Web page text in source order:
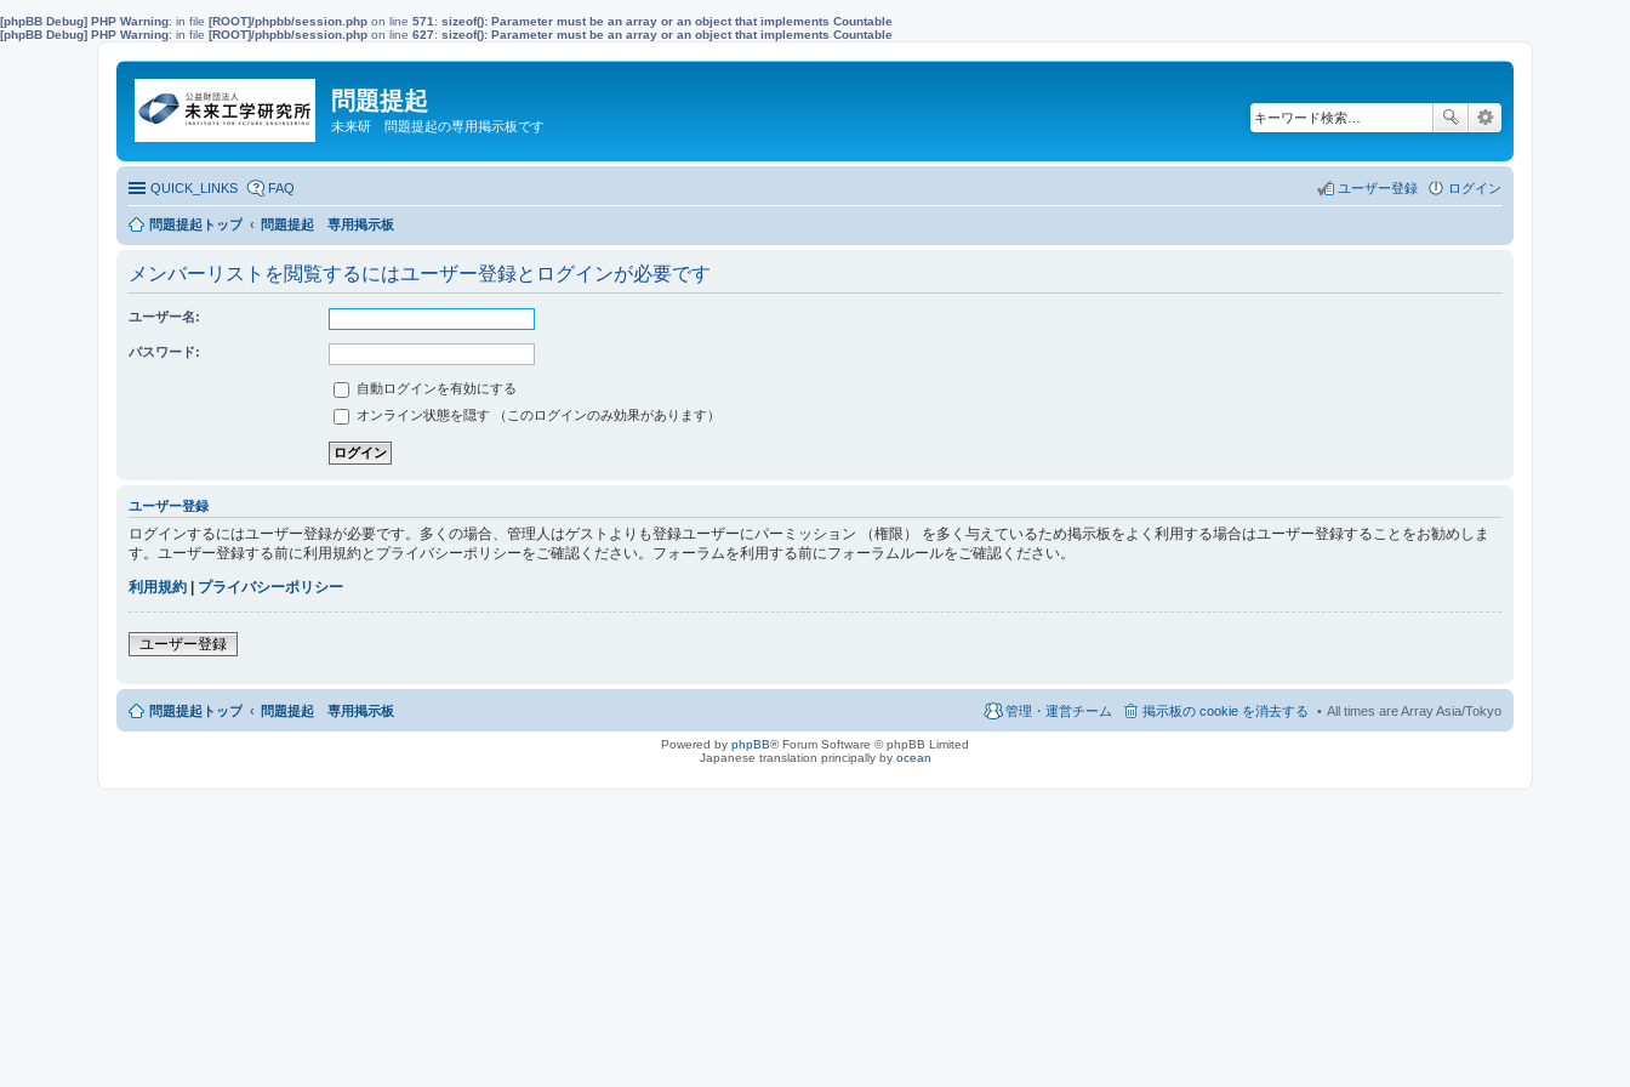
[phpBB Debug] PHP Warning: in file [ROOT]/phpbb/session.php on line 571 : sizeof(): Parameter must be an array or an object that implements Countable
[phpBB Debug] PHP Warning: in file [ROOT]/phpbb/session.php on line 627: sizeof(): Parameter must be an array or an object that implements Countable
問題提起
未来研 問題提起の専用掲示板です
QUICK_LINKS FAQ ログイン
ユーザー登録
問題提起トップ 問題提起 専用掲示板
メンバーリストを閲覧するにはユーザー登録とログインが必要です
ユーザー名:
パスワード:
自動ログインを有効にする
オンライン状態を隠す （このログインのみ効果があります）
ユーザー登録
ログインするにはユーザー登録が必要です。多くの場合、管理人はゲストよりも登録ユーザーにパーミッション （権限） を多く与えているため掲示板をよく利用する場合はユーザー登録することをお勧めしま
す。ユーザー登録する前に利用規約とプライバシーポリシーをご確認ください。フォーラムを利用する前にフォーラムルールをご確認ください。
利用規約
プライバシーポリシー
ユーザー登録
問題提起トップ 問題提起 専用掲示板 All times are Array Asia/Tokyo
掲示板の cookie を消去する
管理・運営チーム
Powered by phpBB® Forum Software © phpBB Limited
Japanese translation principally by ocean